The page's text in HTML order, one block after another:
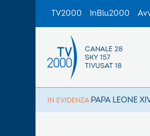
TV2000 InBlu2000
CANALE 28
SKY 157
TIVUSAT 18
IN EVIDENZA:PAPA LEONE